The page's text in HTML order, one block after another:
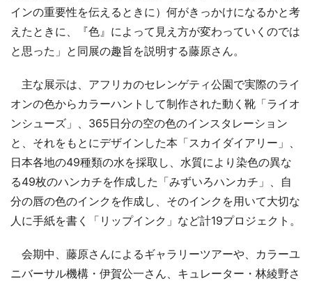
インの重要性を伝えるときに）何がきっかけになるかと考
えたときに、『色』によって見え方が変わっていくのでは
と思った」と同展の趣旨を説明する藤原さん。
主な展示は、アフリカのセレンゲティ公園で実際のライ
オンの色からカラーハントして制作された動く靴「ライオ
ンシューズ」、365日分の空の色のインスタレーション
と、それをもとにデザインした本「スカイダイアリー」、
日本各地の49種類の水を採取し、水質により染色の異な
る49枚のハンカチを作成した「みずいろハンカチ」、自
分の唇の色のインクを作成し、そのインクを用いて大切な
人に手紙を書く「リップインク」など計19プロジェクト。
会期中、藤原さんによるギャラリーツアーや、カラーユ
ニバーサル機構・伊賀公一さん、キュレーター・林綾野さ